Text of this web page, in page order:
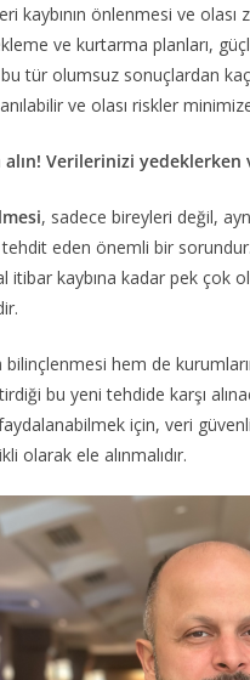
önlenmesi ve olası
ve kurtarma planları,
tür olumsuz sonuçlardan
ve olası riskler
alın! Verilerinizi
, sadece bireyleri değil,
eden önemli bir
kaybına kadar pek çok
hem de
bu yeni tehdide karşı
için, veri
olarak ele alınmalıdır.